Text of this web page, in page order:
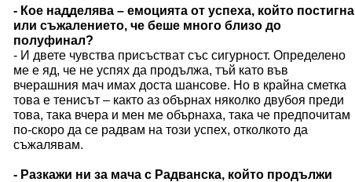
- Кое надделява – емоцията от успеха, който постигна
или съжалението, че беше много близо до
полуфинал?
- И двете чувства присъстват със сигурност. Определено
ме е яд, че не успях да продължа, тъй като във
вчерашния мач имах доста шансове. Но в крайна сметка
това е тенисът – както аз обърнах няколко двубоя преди
това, така вчера и мен ме обърнаха, така че предпочитам
по-скоро да се радвам на този успех, отколкото да
съжалявам.
- Разкажи ни за мача с Радванска, който продължи